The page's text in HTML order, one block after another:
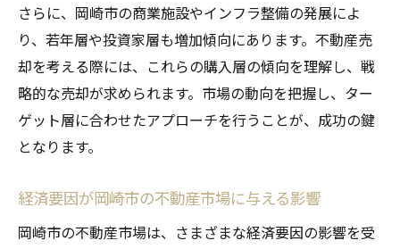
物件見学でのポイントと岡崎市での注意点
岡崎市における交渉術とその具体例
契約プロセスでの重要ポイントと岡崎市特
有の注意事項
売却後の手続きと岡崎市での役所手続きの
流れ
地域の専門家からの具体的アドバイスで売却を
成功に導く
岡崎市の不動産専門家が教える市場動向の
さらに、岡崎市の商業施設やインフラ整備の発展によ
り、若年層や投資家層も増加傾向にあります。不動産売
却を考える際には、これらの購入層の傾向を理解し、戦
略的な売却が求められます。市場の動向を把握し、ター
ゲット層に合わせたアプローチを行うことが、成功の鍵
となります。
経済要因が岡崎市の不動産市場に与える影響
岡崎市の不動産市場は、さまざまな経済要因の影響を受